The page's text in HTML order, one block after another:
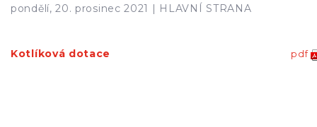
pondělí, 20. prosinec 2021 | HLAVNÍ STRANA
Kotlíková dotace pdf